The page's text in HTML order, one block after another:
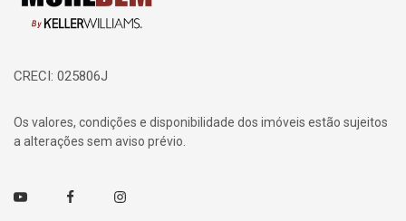
CRECI: 025806J
Os valores, condições e disponibilidade dos imóveis estão sujeitos
a alterações sem aviso prévio.
Youtube FacebookInstagram